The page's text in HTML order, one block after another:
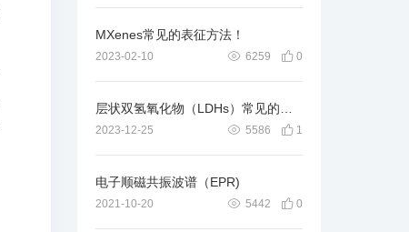
MXenes常见的表征方法！
2023-02-10 0
6259
层状双氢氧化物（LDHs）常见的表征方法
2023-12-25 1
5586
电子顺磁共振波谱（EPR)
2021-10-20 0
5442